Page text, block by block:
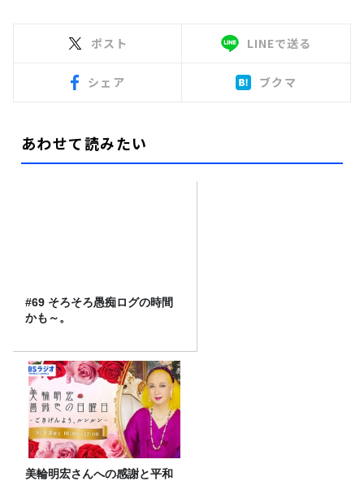
ポスト LINEで送る
シェア ブクマ
あわせて読みたい
#69 そろそろ愚痴ログの時間
かも～。
美輪明宏さんへの感謝と平和